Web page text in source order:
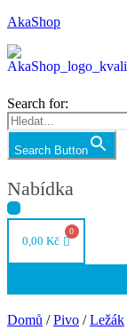
AkaShop
Search for:
Search Button
Nabídka
0,00 Kč
Domů /Pivo /Ležák